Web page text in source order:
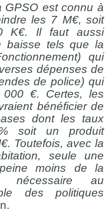
GPSO est connu à
les 7 M€, soit
K€. Il faut aussi
baisse tels que la
qui
dépenses de
de police) qui
000 €. Certes, les
bénéficier de
dont les taux
soit un produit
Toutefois, avec la
seule une
moins de la
nécessaire au
des politiques